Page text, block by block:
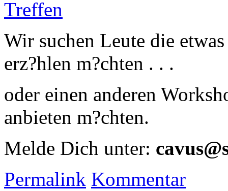
Treffen
Wir suchen Leute die
erz?hlen m?chten . . .
oder einen anderen
anbieten m?chten.
Melde Dich unter:
Permalink Kommentar